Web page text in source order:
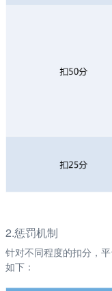
2.惩罚机制
针对不同程度的扣分，
如下：